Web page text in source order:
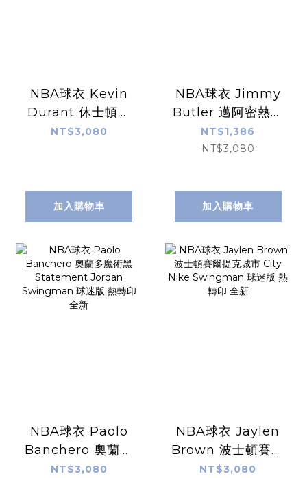
NBA球衣 Kevin
Durant 休士頓火
箭黑 Statement
NT$3,080
加入購物車
NBA球衣 Jimmy
Butler 邁阿密熱火
城市紅 City Nike
Swingman 球迷
NT$1,386
NT$3,080
加入購物車
NBA球衣 Paolo
Banchero 奧蘭多
魔術黑 Statement
NT$3,080
NBA球衣 Jaylen
Brown 波士頓賽爾
提克城市 City
NT$3,080